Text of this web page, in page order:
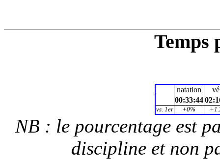
Temps
natation
00:33:44
vs. 1er +0%
NB : le pourcentage est
discipline et non